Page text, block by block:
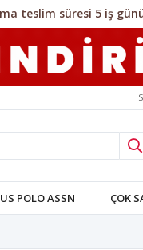
US POLO ASSN ÇOK